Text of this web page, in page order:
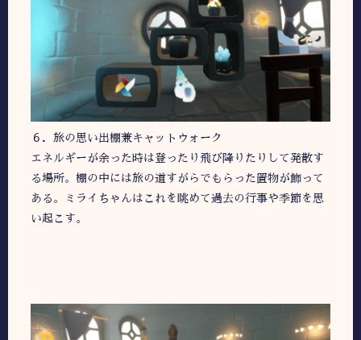
６．旅の思い出棚兼キャットウォーク
エネルギーが余った時は登ったり飛び降りたりして発散す
る場所。棚の中には旅の道すがらでもらった置物が飾って
ある。ミライちゃんはこれを眺めて過去の行事や季節を思
い起こす。